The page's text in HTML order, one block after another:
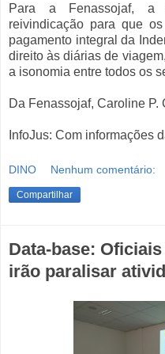
Para a Fenassojaf, a
reivindicação para que
pagamento integral da
direito às diárias de
a isonomia entre todos os
Da Fenassojaf, Caroline P.
InfoJus: Com informações
DINO Nenhum comentário:
Compartilhar
Data-base:
irão paralisar